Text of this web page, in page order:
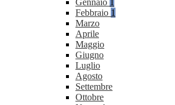
Gennaio 1
Febbraio 1
Marzo
Aprile
Maggio
Giugno
Luglio
Agosto
Settembre
Ottobre